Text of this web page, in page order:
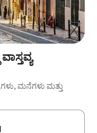
ಮನೆಗಳು ಮತ್ತು
ಬಾಣದ ಕೀಲಿಗಳೊಂದಿಗೆ